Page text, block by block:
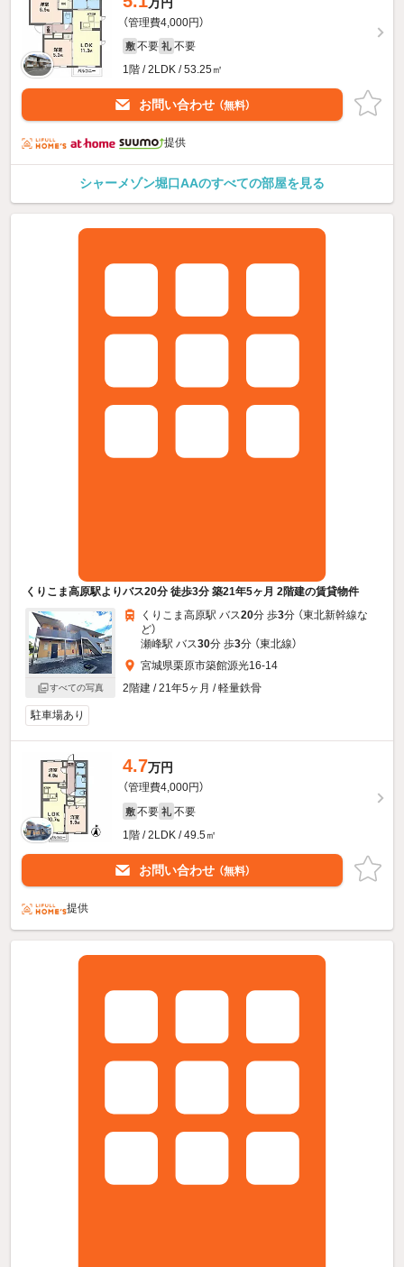
（管理費4,000円）
敷 不要 礼 不要
1階 / 2LDK / 53.25㎡
お問い合わせ （無料）
提供
シャーメゾン堀口AAのすべての部屋を見る
くりこま高原駅よりバス20分 徒歩3分 築21年5ヶ月 2階建の賃貸物件
すべての写真
くりこま高原駅 バス20分 歩3分 （東北新幹線な
ど）
瀬峰駅 バス30分 歩3分 （東北線）
宮城県栗原市築館源光16-14
2階建 / 21年5ヶ月 / 軽量鉄骨
駐車場あり
4.7万円
（管理費4,000円）
敷 不要 礼 不要
1階 / 2LDK / 49.5㎡
お問い合わせ （無料）
提供